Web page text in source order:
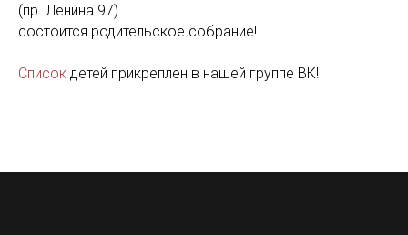
(пр. Ленина 97)
состоится родительское собрание!
Список детей прикреплен в нашей группе ВК!